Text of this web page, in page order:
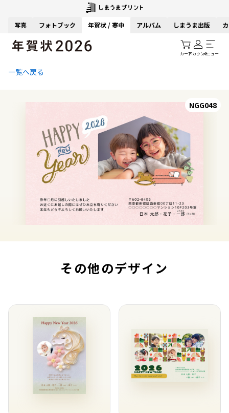
写真 フォトブック 年賀状 / 寒中 アルバム しまうま出版
カートアカウントメニュー
一覧へ戻る
NGG048
その他のデザイン